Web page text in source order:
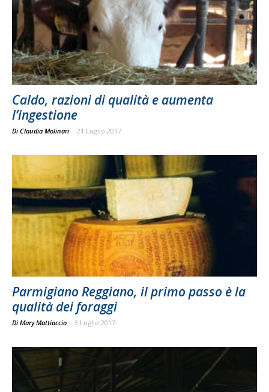
Caldo, razioni di qualità e aumenta
l’ingestione
Di Claudia Molinari - 21 Luglio 2017
Parmigiano Reggiano, il primo passo è la
qualità dei foraggi
Di Mary Mattiaccio - 3 Luglio 2017